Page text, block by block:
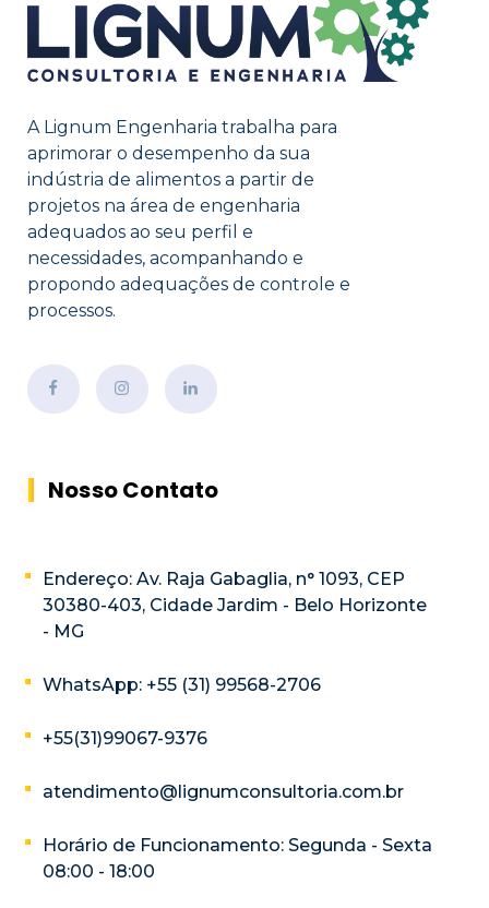
A Lignum Engenharia trabalha para
aprimorar o desempenho da sua
indústria de alimentos a partir de
projetos na área de engenharia
adequados ao seu perfil e
necessidades, acompanhando e
propondo adequações de controle e
processos.
Nosso Contato
Endereço: Av. Raja Gabaglia, n° 1093, CEP
30380-403, Cidade Jardim - Belo Horizonte
- MG
WhatsApp: +55 (31) 99568-2706
+55(31)99067-9376
atendimento@lignumconsultoria.com.br
Horário de Funcionamento: Segunda - Sexta
08:00 - 18:00